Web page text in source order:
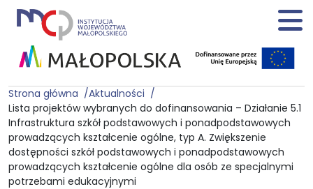
Strona główna
Aktualności
Lista projektów wybranych do dofinansowania – Działanie 5.1
Infrastruktura szkół podstawowych i ponadpodstawowych
prowadzących kształcenie ogólne, typ A. Zwiększenie
dostępności szkół podstawowych i ponadpodstawowych
prowadzących kształcenie ogólne dla osób ze specjalnymi
potrzebami edukacyjnymi